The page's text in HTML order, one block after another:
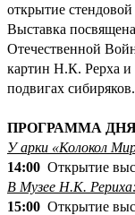
открытие
Выставка
Отечественной
картин Н.К. Рерха
подвигах сибиряков.
ПРОГРАММА
У арки «Колокол
14:00 Открытие
В Музее Н.К.
15:00 Открытие